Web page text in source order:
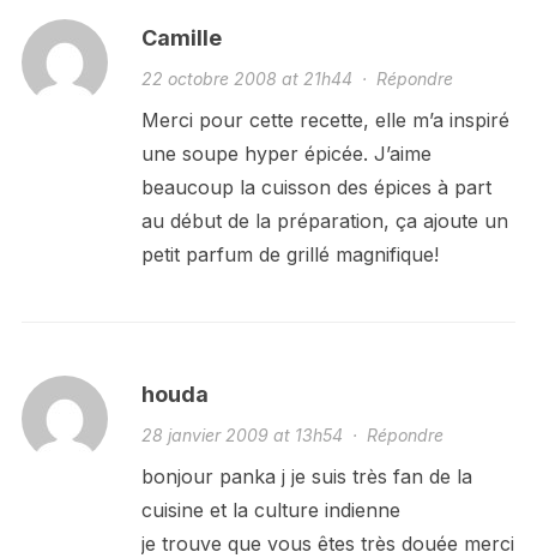
Camille
22 octobre 2008 at 21h44 · Répondre
Merci pour cette recette, elle m’a inspiré
une soupe hyper épicée. J’aime
beaucoup la cuisson des épices à part
au début de la préparation, ça ajoute un
petit parfum de grillé magnifique!
houda
28 janvier 2009 at 13h54 · Répondre
bonjour panka j je suis très fan de la
cuisine et la culture indienne
je trouve que vous êtes très douée merci